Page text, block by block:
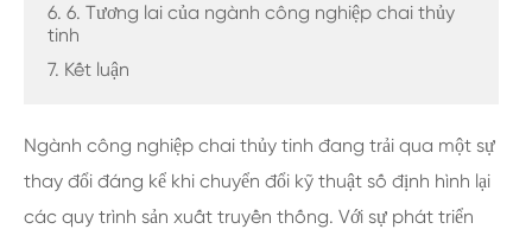
6. 6. Tương lai của ngành công nghiệp chai thủy
tinh
7. Kết luận
Ngành công nghiệp chai thủy tinh đang trải qua một sự
thay đổi đáng kể khi chuyển đổi kỹ thuật số định hình lại
các quy trình sản xuất truyền thống. Với sự phát triển